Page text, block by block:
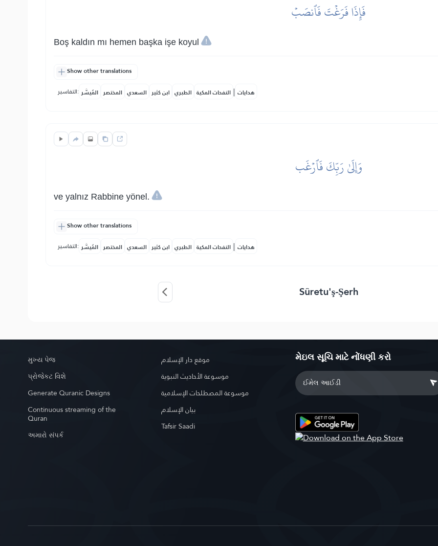
فَإِذَا فَرَغۡتَ فَٱنصَبۡ
Boş kaldın mı hemen başka işe koyul
Show other translations
التفاسير: المُيسَّر المختصر السعدي ابن كثير الطبري النفحات المكية | هدايات
وَإِلَىٰ رَبِّكَ فَٱرۡغَب
ve yalnız Rabbine yönel.
Show other translations
التفاسير: المُيسَّر المختصر السعدي ابن كثير الطبري النفحات المكية | هدايات
Sûretu'ş-Şerh
મુખ્ય પેજ
પ્રોજેકટ વિશે
Generate Quranic Designs
Continuous streaming of the
Quran
અમારો સંપર્ક
موقع دار الإسلام
موسوعة الأحاديث النبوية
موسوعة المصطلحات الإسلامية
بيان الإسلام
Tafsir Saadi
મેઇલ સૂચિ માટે નોંધણી કરો